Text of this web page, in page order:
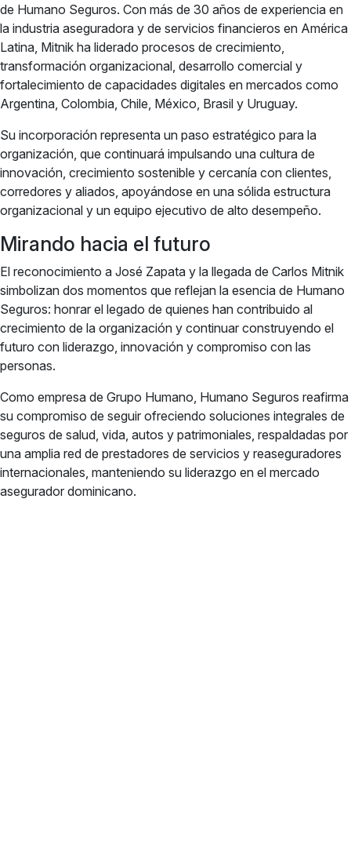
de Humano Seguros. Con más de 30 años de experiencia en
la industria aseguradora y de servicios financieros en América
Latina, Mitnik ha liderado procesos de crecimiento,
transformación organizacional, desarrollo comercial y
fortalecimiento de capacidades digitales en mercados como
Argentina, Colombia, Chile, México, Brasil y Uruguay.
Su incorporación representa un paso estratégico para la
organización, que continuará impulsando una cultura de
innovación, crecimiento sostenible y cercanía con clientes,
corredores y aliados, apoyándose en una sólida estructura
organizacional y un equipo ejecutivo de alto desempeño.
Mirando hacia el futuro
El reconocimiento a José Zapata y la llegada de Carlos Mitnik
simbolizan dos momentos que reflejan la esencia de Humano
Seguros: honrar el legado de quienes han contribuido al
crecimiento de la organización y continuar construyendo el
futuro con liderazgo, innovación y compromiso con las
personas.
Como empresa de Grupo Humano, Humano Seguros reafirma
su compromiso de seguir ofreciendo soluciones integrales de
seguros de salud, vida, autos y patrimoniales, respaldadas por
una amplia red de prestadores de servicios y reaseguradores
internacionales, manteniendo su liderazgo en el mercado
asegurador dominicano.